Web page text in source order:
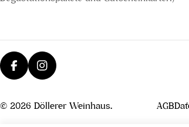
FacebookInstagram
© 2026 Döllerer Weinhaus. AGB